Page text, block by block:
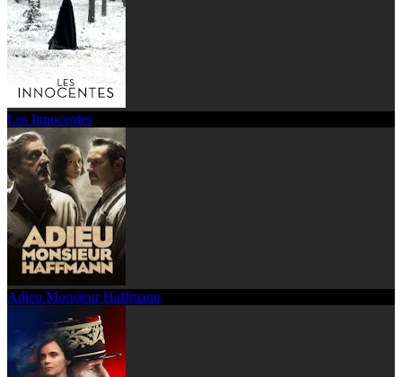
Les Innocentes
Adieu Monsieur Haffmann